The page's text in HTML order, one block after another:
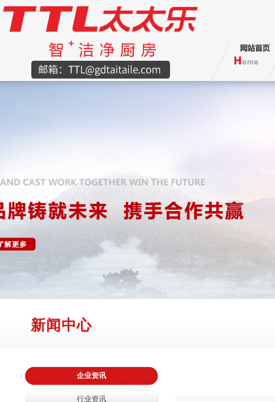
新闻中心
企业资讯
行业资讯